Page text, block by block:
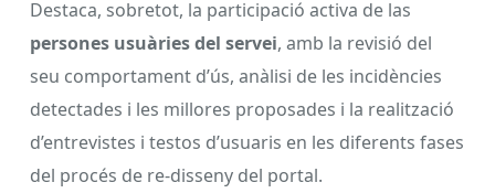
Destaca, sobretot, la participació activa de las
persones usuàries del servei, amb la revisió del
seu comportament d’ús, anàlisi de les incidències
detectades i les millores proposades i la realització
d’entrevistes i testos d’usuaris en les diferents fases
del procés de re-disseny del portal.